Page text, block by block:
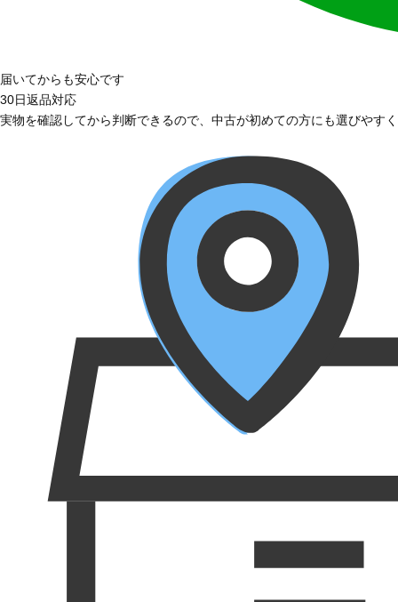
届いてからも安心です
30日返品対応
実物を確認してから判断できるので、中古が初めての方にも選びやす